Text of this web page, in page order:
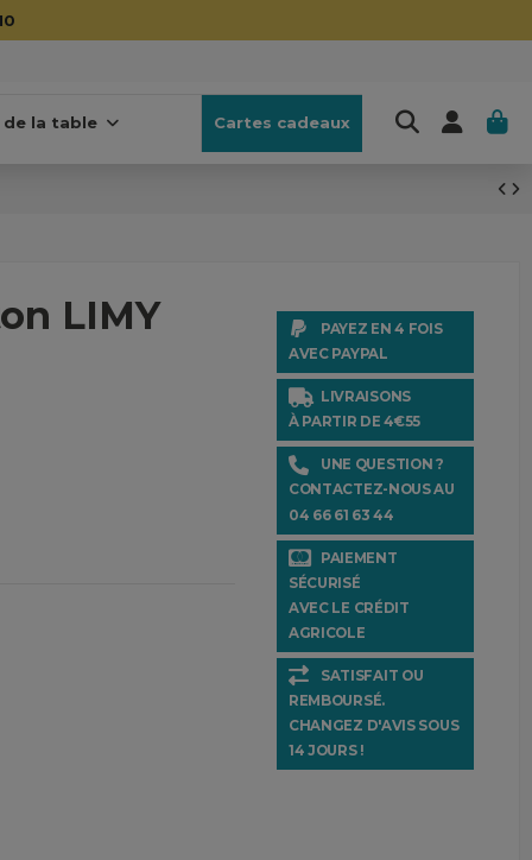
de la table Cartes cadeaux
LIMY
PAYEZ EN 4 FOIS
AVEC PAYPAL
LIVRAISONS
À PARTIR DE 4€55
UNE QUESTION ?
CONTACTEZ-NOUS AU
04 66 61 63 44
PAIEMENT
SÉCURISÉ
AVEC LE CRÉDIT
AGRICOLE
SATISFAIT OU
REMBOURSÉ.
CHANGEZ D'AVIS SOUS
14 JOURS !